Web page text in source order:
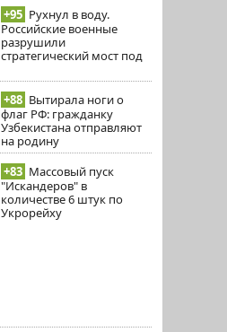
+95 Рухнул в воду.
Российские военные
разрушили
стратегический мост под
+88 Вытирала ноги о
флаг РФ: гражданку
Узбекистана отправляют
на родину
+83 Массовый пуск
"Искандеров" в
количестве 6 штук по
Укрорейху